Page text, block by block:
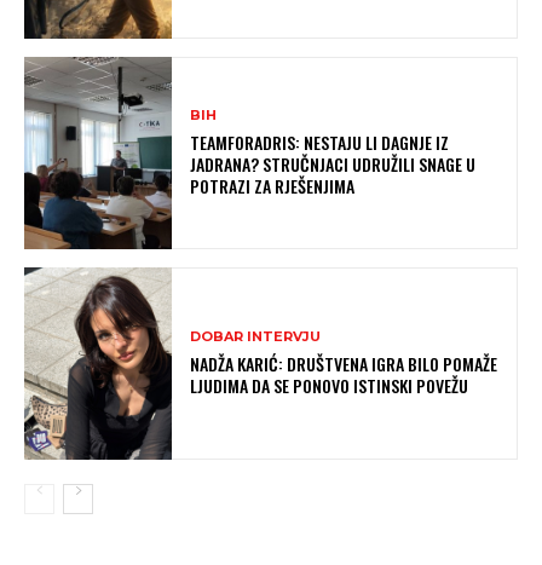
BIH
TEAMFORADRIS: NESTAJU LI DAGNJE IZ
JADRANA? STRUČNJACI UDRUŽILI SNAGE U
POTRAZI ZA RJEŠENJIMA
DOBAR INTERVJU
NADŽA KARIĆ: DRUŠTVENA IGRA BILO POMAŽE
LJUDIMA DA SE PONOVO ISTINSKI POVEŽU